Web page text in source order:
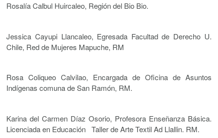
Rosalía Calbul Huircaleo, Región del Bio Bio.
Jessica Cayupi Llancaleo, Egresada Facultad de Derecho U.
Chile, Red de Mujeres Mapuche, RM
Rosa Coliqueo Calvilao, Encargada de Oficina de Asuntos
Indígenas comuna de San Ramón, RM.
Karina del Carmen Díaz Osorio, Profesora Enseñanza Básica.
Licenciada en Educación Taller de Arte Textil Ad Llallin. RM.